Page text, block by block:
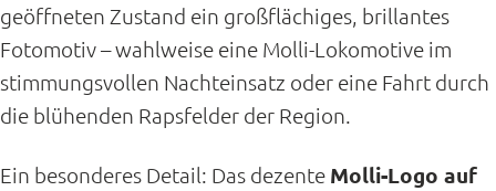
geöffneten Zustand ein großflächiges, brillantes
Fotomotiv – wahlweise eine Molli-Lokomotive im
stimmungsvollen Nachteinsatz oder eine Fahrt durch
die blühenden Rapsfelder der Region.
Ein besonderes Detail: Das dezente Molli-Logo auf